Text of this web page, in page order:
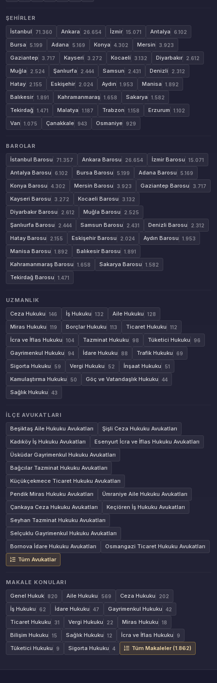
ŞEHIRLER
İstanbul
71.360 Ankara 26.654 İzmir 15.071 Antalya 6.102
Bursa 5.199 Adana 5.169 Konya 4.302 Mersin 3.923
Gaziantep 3.717 Kayseri 3.272 Kocaeli 3.132 Diyarbakır 2.612
Muğla 2.524 Şanlıurfa 2.444 Samsun 2.431 Denizli 2.312
Hatay 2.155 Eskişehir 2.024 Aydın 1.953 Manisa 1.892
Balıkesir 1.891 Kahramanmaraş 1.658 Sakarya 1.582
Tekirdağ 1.471 Malatya 1.187 Trabzon 1.158 Erzurum 1.102
Van 1.075 Çanakkale 943 Osmaniye 929
BAROLAR
İstanbul Barosu
71.357 Ankara Barosu 26.654 İzmir Barosu 15.071
Antalya Barosu 6.102 Bursa Barosu 5.199 Adana Barosu 5.169
Konya Barosu 4.302 Mersin Barosu 3.923 Gaziantep Barosu 3.717
Kayseri Barosu 3.272 Kocaeli Barosu 3.132
Diyarbakır Barosu 2.612 Muğla Barosu 2.525
Şanlıurfa Barosu 2.444 Samsun Barosu 2.431 Denizli Barosu 2.312
Hatay Barosu 2.155 Eskişehir Barosu 2.024 Aydın Barosu 1.953
Manisa Barosu 1.892 Balıkesir Barosu 1.891
Kahramanmaraş Barosu 1.658 Sakarya Barosu 1.582
Tekirdağ Barosu 1.471
UZMANLIK
Ceza Hukuku
146 İş Hukuku 132 Aile Hukuku 128
Miras Hukuku 119 Borçlar Hukuku 113 Ticaret Hukuku 112
İcra ve İflas Hukuku 104 Tazminat Hukuku 98 Tüketici Hukuku 96
Gayrimenkul Hukuku 94 İdare Hukuku 88 Trafik Hukuku 69
Sigorta Hukuku 59 Vergi Hukuku 52 İnşaat Hukuku 51
Kamulaştırma Hukuku 50 Göç ve Vatandaşlık Hukuku 44
Sağlık Hukuku 43
İLÇE AVUKATLARI
Beşiktaş Aile Hukuku Avukatları
Şişli Ceza Hukuku Avukatları
Kadıköy İş Hukuku Avukatları
Esenyurt İcra ve İflas Hukuku Avukatları
Üsküdar Gayrimenkul Hukuku Avukatları
Bağcılar Tazminat Hukuku Avukatları
Küçükçekmece Ticaret Hukuku Avukatları
Pendik Miras Hukuku Avukatları
Ümraniye Aile Hukuku Avukatları
Çankaya Ceza Hukuku Avukatları
Keçiören İş Hukuku Avukatları
Seyhan Tazminat Hukuku Avukatları
Selçuklu Gayrimenkul Hukuku Avukatları
Bornova İdare Hukuku Avukatları
Osmangazi Ticaret Hukuku Avukatları
Tüm Avukatlar
MAKALE KONULARI
Genel Hukuk
820 Aile Hukuku 569 Ceza Hukuku 202
İş Hukuku 62 İdare Hukuku 47 Gayrimenkul Hukuku 42
Ticaret Hukuku 31 Vergi Hukuku 22 Miras Hukuku 18
Bilişim Hukuku 15 Sağlık Hukuku 12 İcra ve İflas Hukuku 9
Tüketici Hukuku 9 Sigorta Hukuku 4 Tüm Makaleler (1.862)